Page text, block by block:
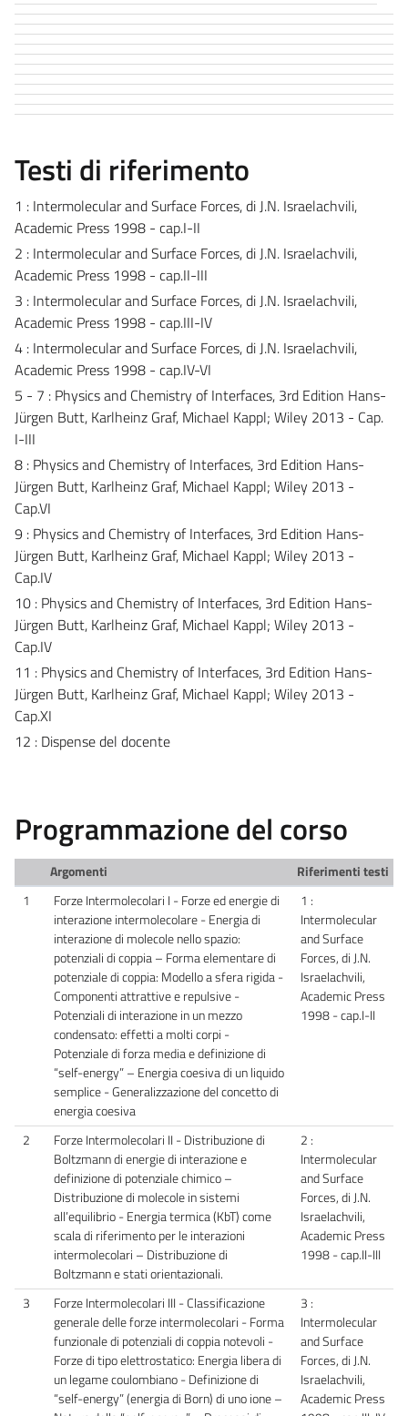
Testi di riferimento
1 : Intermolecular and Surface Forces, di J.N. Israelachvili,
Academic Press 1998 - cap.I-II
2 : Intermolecular and Surface Forces, di J.N. Israelachvili,
Academic Press 1998 - cap.II-III
3 : Intermolecular and Surface Forces, di J.N. Israelachvili,
Academic Press 1998 - cap.III-IV
4 : Intermolecular and Surface Forces, di J.N. Israelachvili,
Academic Press 1998 - cap.IV-VI
5 - 7 : Physics and Chemistry of Interfaces, 3rd Edition Hans-
Jürgen Butt, Karlheinz Graf, Michael Kappl; Wiley 2013 - Cap.
I-III
8 : Physics and Chemistry of Interfaces, 3rd Edition Hans-
Jürgen Butt, Karlheinz Graf, Michael Kappl; Wiley 2013 -
Cap.VI
9 : Physics and Chemistry of Interfaces, 3rd Edition Hans-
Jürgen Butt, Karlheinz Graf, Michael Kappl; Wiley 2013 -
Cap.IV
10 : Physics and Chemistry of Interfaces, 3rd Edition Hans-
Jürgen Butt, Karlheinz Graf, Michael Kappl; Wiley 2013 -
Cap.IV
11 : Physics and Chemistry of Interfaces, 3rd Edition Hans-
Jürgen Butt, Karlheinz Graf, Michael Kappl; Wiley 2013 -
Cap.XI
12 : Dispense del docente
Programmazione del corso
Argomenti
Riferimenti testi
1
Forze Intermolecolari I - Forze ed energie di
interazione intermolecolare - Energia di
interazione di molecole nello spazio:
potenziali di coppia – Forma elementare di
potenziale di coppia: Modello a sfera rigida -
Componenti attrattive e repulsive -
Potenziali di interazione in un mezzo
condensato: effetti a molti corpi -
Potenziale di forza media e definizione di
“self-energy” – Energia coesiva di un liquido
semplice - Generalizzazione del concetto di
energia coesiva
1 :
Intermolecular
and Surface
Forces, di J.N.
Israelachvili,
Academic Press
1998 - cap.I-II
2
Forze Intermolecolari II - Distribuzione di
Boltzmann di energie di interazione e
definizione di potenziale chimico –
Distribuzione di molecole in sistemi
all’equilibrio - Energia termica (KbT) come
scala di riferimento per le interazioni
intermolecolari – Distribuzione di
Boltzmann e stati orientazionali.
2 :
Intermolecular
and Surface
Forces, di J.N.
Israelachvili,
Academic Press
1998 - cap.II-III
3
Forze Intermolecolari III - Classificazione
generale delle forze intermolecolari - Forma
funzionale di potenziali di coppia notevoli -
Forze di tipo elettrostatico: Energia libera di
un legame coulombiano - Definizione di
“self-energy” (energia di Born) di uno ione –
3 :
Intermolecular
and Surface
Forces, di J.N.
Israelachvili,
Academic Press